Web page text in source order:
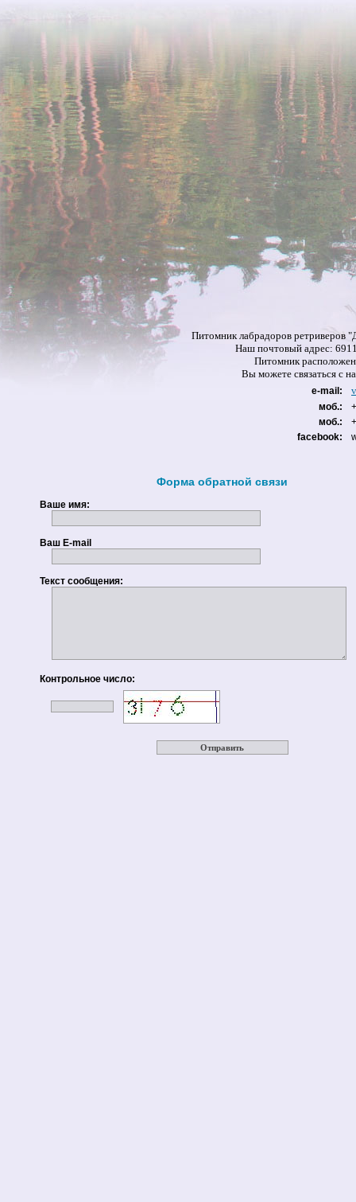
Питомник лабрадоров ретриверов
Наш почтовый адрес:
Питомник
Вы можете связаться
e-mail:
моб.:
моб.:
facebook:
Форма обратной связи
Ваше имя:
Ваш E-mail
Текст сообщения:
Контрольное число: